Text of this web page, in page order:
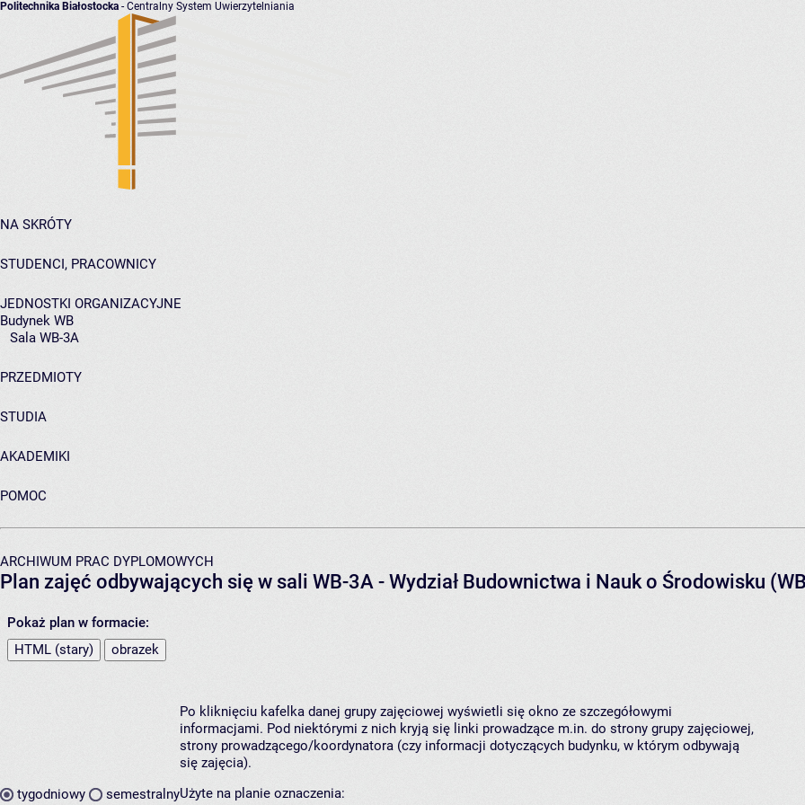
Politechnika Białostocka - Centralny System Uwierzytelniania
NA SKRÓTY
STUDENCI, PRACOWNICY
JEDNOSTKI ORGANIZACYJNE
Budynek WB
Sala WB-3A
PRZEDMIOTY
STUDIA
AKADEMIKI
POMOC
ARCHIWUM PRAC DYPLOMOWYCH
Plan zajęć odbywających się w sali WB-3A - Wydział Budownictwa i Nauk o Środowisku
Pokaż plan w formacie:
HTML (stary)
obrazek
tygodniowy semestralny
Po kliknięciu kafelka danej grupy zajęciowej wyświetli się okno ze szczegółowymi
informacjami. Pod niektórymi z nich kryją się linki prowadzące m.in. do strony grupy zajęciowej,
strony prowadzącego/koordynatora (czy informacji dotyczących budynku, w którym odbywają
się zajęcia).
Użyte na planie oznaczenia: